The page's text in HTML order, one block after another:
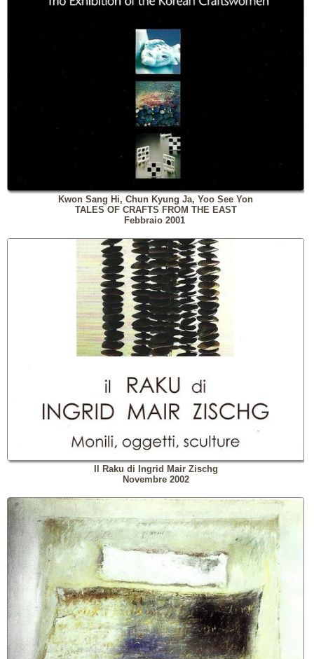
Kwon Sang Hi, Chun Kyung Ja, Yoo See Yon
TALES OF CRAFTS FROM THE EAST
Febbraio 2001
Il Raku di Ingrid Mair Zischg
Novembre 2002